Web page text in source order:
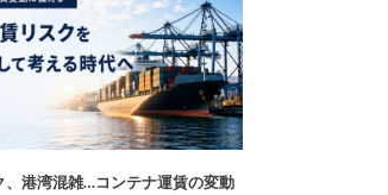
、港湾混雑…コンテナ運賃の変動